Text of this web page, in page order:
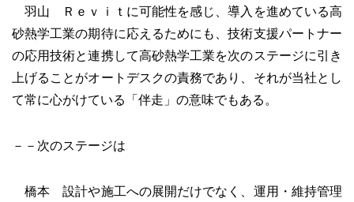
羽山 Ｒｅｖｉｔに可能性を感じ、導入を進めている高
砂熱学工業の期待に応えるためにも、技術支援パートナー
の応用技術と連携して高砂熱学工業を次のステージに引き
上げることがオートデスクの責務であり、それが当社とし
て常に心がけている「伴走」の意味でもある。
－－次のステージは
橋本 設計や施工への展開だけでなく、運用・維持管理